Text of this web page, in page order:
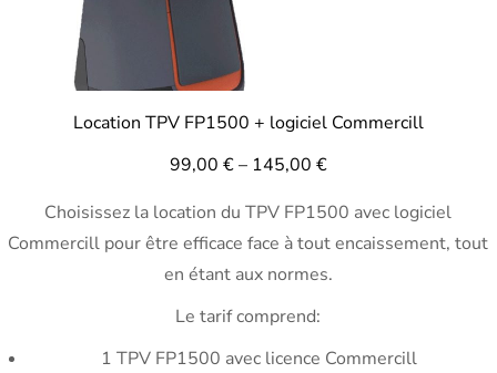
Location TPV FP1500 + logiciel Commercill
99,00 €– 145,00 €
Choisissez la location du TPV FP1500 avec logiciel
Commercill pour être efficace face à tout encaissement, tout
en étant aux normes.
Le tarif comprend:
1 TPV FP1500 avec licence Commercill